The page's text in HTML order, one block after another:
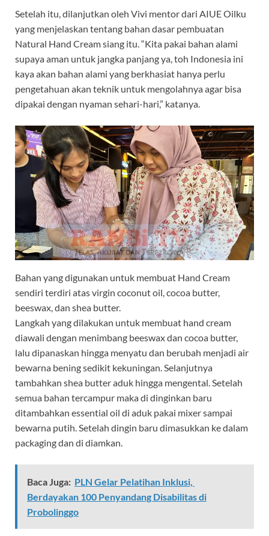
Setelah itu, dilanjutkan oleh Vivi mentor dari AIUE Oilku
yang menjelaskan tentang bahan dasar pembuatan
Natural Hand Cream siang itu. “Kita pakai bahan alami
supaya aman untuk jangka panjang ya, toh Indonesia ini
kaya akan bahan alami yang berkhasiat hanya perlu
pengetahuan akan teknik untuk mengolahnya agar bisa
dipakai dengan nyaman sehari-hari,” katanya.
Bahan yang digunakan untuk membuat Hand Cream
sendiri terdiri atas virgin coconut oil, cocoa butter,
beeswax, dan shea butter.
Langkah yang dilakukan untuk membuat hand cream
diawali dengan menimbang beeswax dan cocoa butter,
lalu dipanaskan hingga menyatu dan berubah menjadi air
bewarna bening sedikit kekuningan. Selanjutnya
tambahkan shea butter aduk hingga mengental. Setelah
semua bahan tercampur maka di dinginkan baru
ditambahkan essential oil di aduk pakai mixer sampai
bewarna putih. Setelah dingin baru dimasukkan ke dalam
packaging dan di diamkan.
Baca Juga: PLN Gelar Pelatihan Inklusi,
Berdayakan 100 Penyandang Disabilitas di
Probolinggo